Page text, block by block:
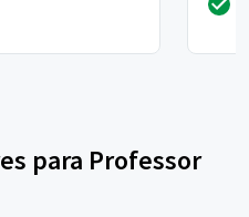
para Professor